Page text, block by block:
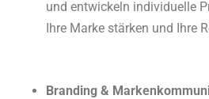
und entwickeln individuelle
Ihre Marke stärken und Ihre
Branding &